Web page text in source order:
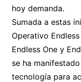
hoy demanda.
Sumada a estas
Operativo
Endless One y
se ha
tecnología para